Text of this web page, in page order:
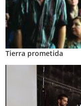
Tierra prometida